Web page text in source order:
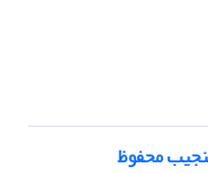
محفوظ